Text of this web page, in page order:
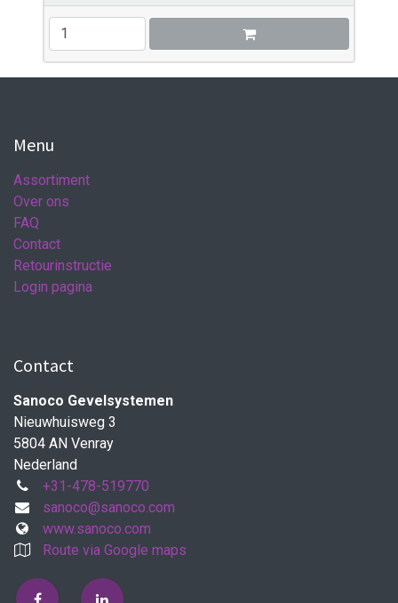
Menu
Assortiment
Over ons
FAQ
Contact
Retourinstructie
Login pagina
Contact
Sanoco Gevelsystemen
Nieuwhuisweg 3
5804 AN Venray
Nederland
+31-478-519770
sanoco@sanoco.com
www.sanoco.com
Route via Google maps